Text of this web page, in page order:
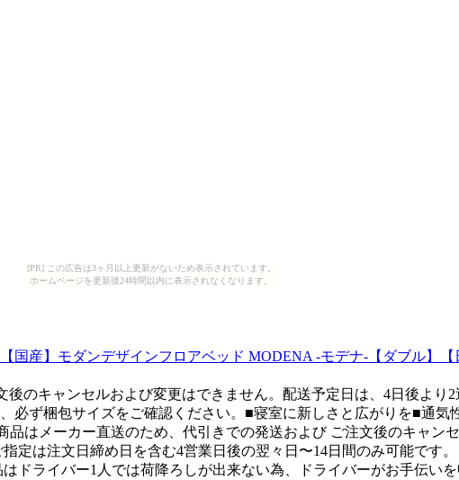
[PR] この広告は3ヶ月以上更新がないため表示されています。
ホームページを更新後24時間以内に表示されなくなります。
産】モダンデザインフロアベッド MODENA -モデナ-【ダブル】
のキャンセルおよび変更はできません。配送予定日は、4日後よ
必ず梱包サイズをご確認ください。■寝室に新しさと広がりを■通
はメーカー直送のため、代引きでの発送および ご注文後のキャン
定は注文日締め日を含む4営業日後の翌々日〜14日間のみ可能です
ドライバー1人では荷降ろしが出来ない為、ドライバーがお手伝い